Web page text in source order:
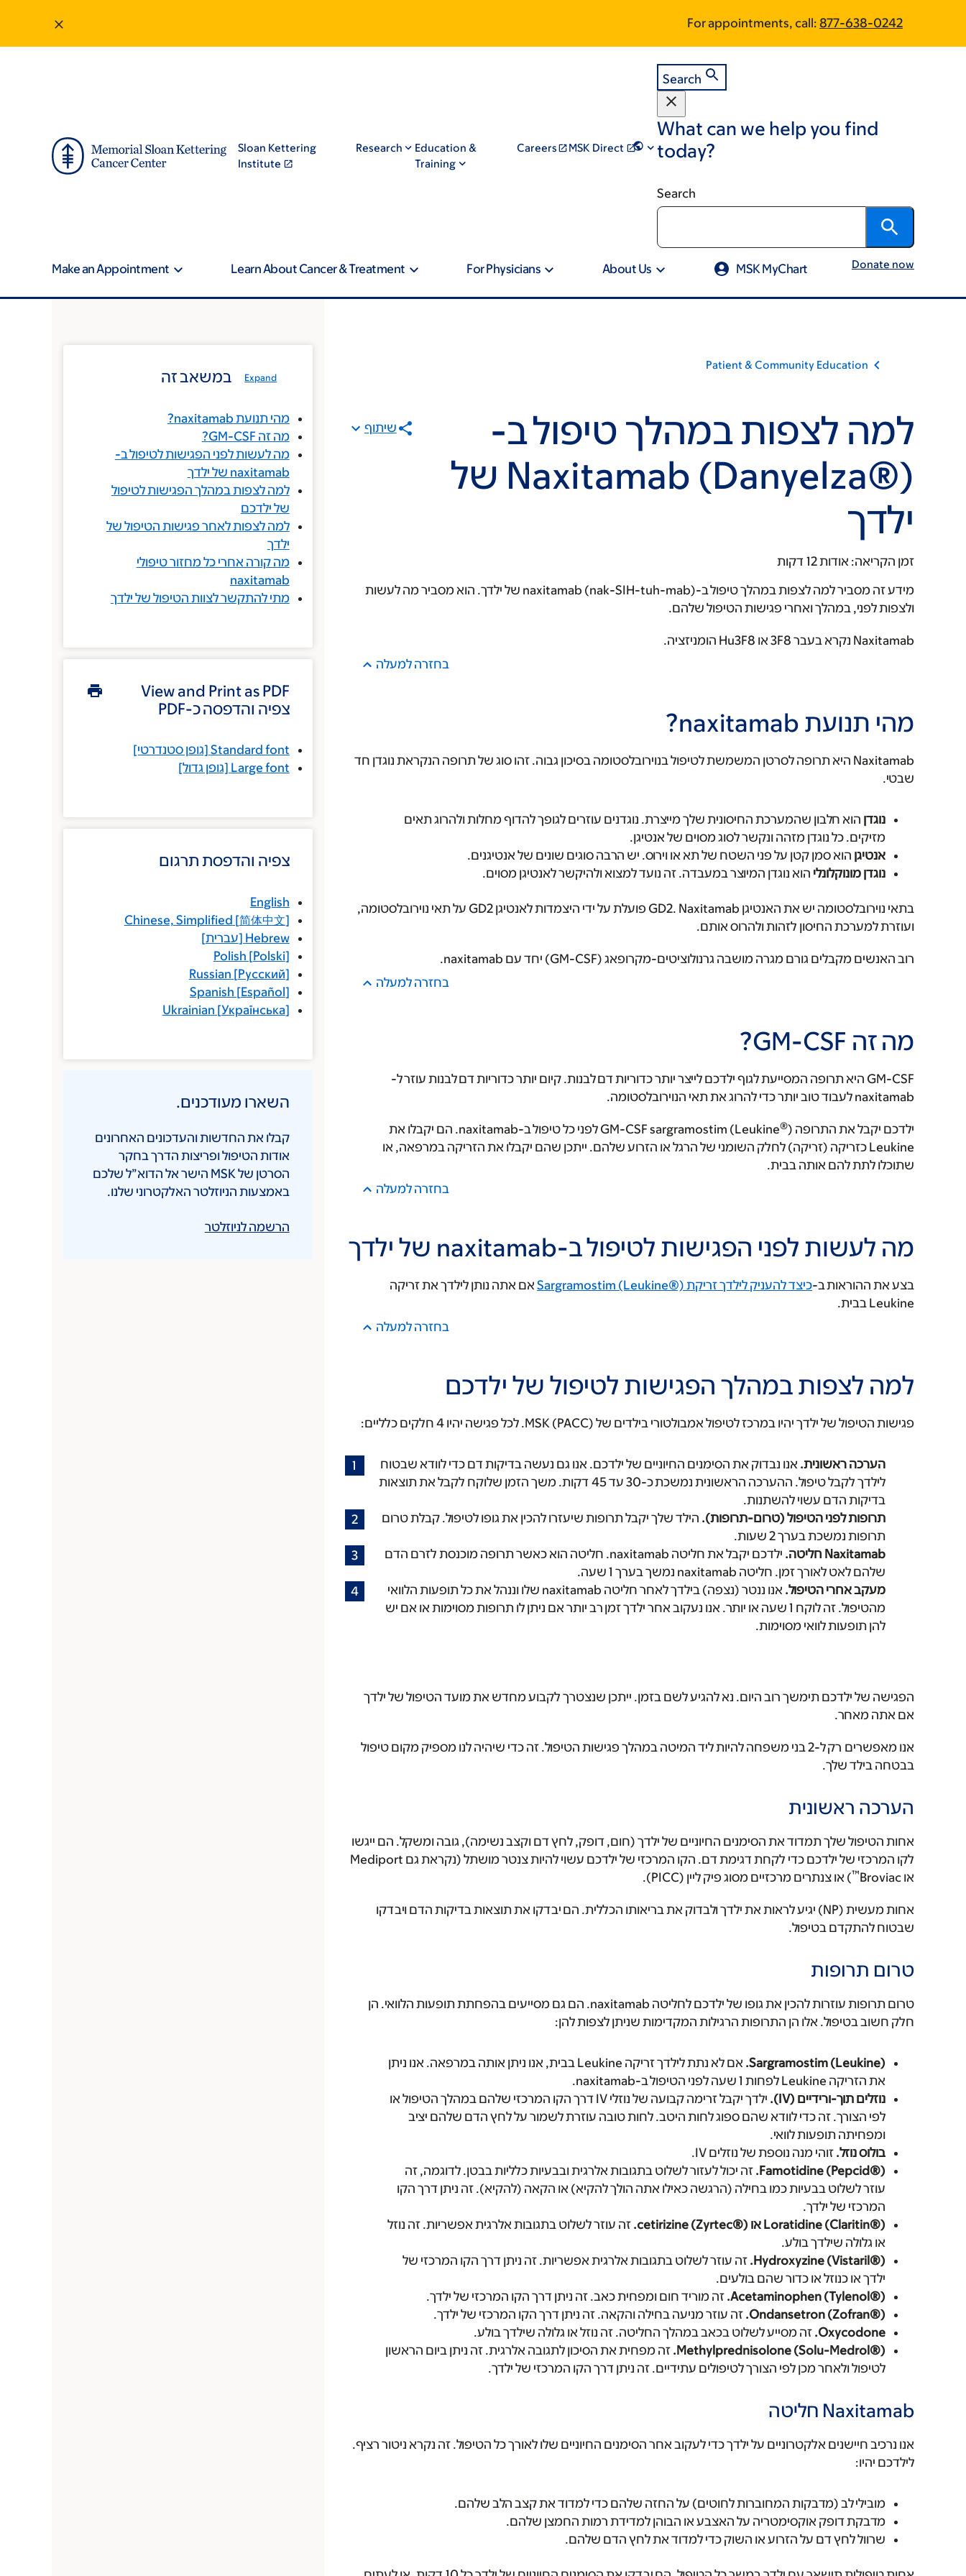
main
footer
For appointments, call: 877-638-0242
Sloan Kettering
Institute
Research
Education &
Training
Careers MSK Direct
Search
What can we help you find
today?
Search
Make an Appointment Learn About Cancer & Treatment For Physicians About Us MSK MyChart Donate now
Patient & Community Education
למה לצפות במהלך טיפול ב-
Naxitamab (Danyelza®) של
ילדך
שיתוף
זמן הקריאה: אודות 12 דקות
מידע זה מסביר למה לצפות במהלך טיפול ב-naxitamab (nak-SIH-tuh-mab) של ילדך. הוא מסביר מה לעשות
ולצפות לפני, במהלך ואחרי פגישות הטיפול שלהם.
Naxitamab נקרא בעבר 3F8 או Hu3F8 הומניזציה.
בחזרה למעלה
מהי תנועת naxitamab?
Naxitamab היא תרופה לסרטן המשמשת לטיפול בנוירובלסטומה בסיכון גבוה. זהו סוג של תרופה הנקראת נוגדן חד
שבטי.
נוגדן הוא חלבון שהמערכת החיסונית שלך מייצרת. נוגדנים עוזרים לגופך להדוף מחלות ולהרוג תאים
מזיקים. כל נוגדן מזהה ונקשר לסוג מסוים של אנטיגן.
אנטיגן הוא סמן קטן על פני השטח של תא או וירוס. יש הרבה סוגים שונים של אנטיגנים.
נוגדן מונוקלונלי הוא נוגדן המיוצר במעבדה. זה נועד למצוא ולהיקשר לאנטיגן מסוים.
בתאי נוירובלסטומה יש את האנטיגן GD2. Naxitamab פועלת על ידי היצמדות לאנטיגן GD2 על תאי נוירובלסטומה,
ועוזרת למערכת החיסון לזהות ולהרוס אותם.
רוב האנשים מקבלים גורם מגרה מושבה גרנולוציטים-מקרופאג (GM-CSF) יחד עם naxitamab.
בחזרה למעלה
מה זה GM-CSF?
GM-CSF היא תרופה המסייעת לגוף ילדכם לייצר יותר כדוריות דם לבנות. קיום יותר כדוריות דם לבנות עוזר ל-
naxitamab לעבוד טוב יותר כדי להרוג את תאי הנוירובלסטומה.
ילדכם יקבל את התרופה GM-CSF sargramostim (Leukine ®
) לפני כל טיפול ב-naxitamab. הם יקבלו את
Leukine כזריקה (זריקה) לחלק השומני של הרגל או הזרוע שלהם. ייתכן שהם יקבלו את הזריקה במרפאה, או
שתוכלו לתת להם אותה בבית.
בחזרה למעלה
מה לעשות לפני הפגישות לטיפול ב-naxitamab של ילדך
בצע את ההוראות ב-כיצד להעניק לילדך זריקת Sargramostim (Leukine®)
אם אתה נותן לילדך את זריקה
Leukine בבית.
בחזרה למעלה
למה לצפות במהלך הפגישות לטיפול של ילדכם
פגישות הטיפול של ילדך יהיו במרכז לטיפול אמבולטורי בילדים של MSK (PACC). לכל פגישה יהיו 4 חלקים כלליים:
הערכה ראשונית. אנו נבדוק את הסימנים החיוניים של ילדכם. אנו גם נעשה בדיקות דם כדי לוודא שבטוח
לילדך לקבל טיפול. ההערכה הראשונית נמשכת כ-30 עד 45 דקות. משך הזמן שלוקח לקבל את תוצאות
בדיקות הדם עשוי להשתנות.
תרופות לפני הטיפול (טרום-תרופות). הילד שלך יקבל תרופות שיעזרו להכין את גופו לטיפול. קבלת טרום
תרופות נמשכת בערך 2 שעות.
Naxitamab חליטה.
ילדכם יקבל את חליטה naxitamab. חליטה הוא כאשר תרופה מוכנסת לזרם הדם
שלהם לאט לאורך זמן. חליטה naxitamab נמשך בערך 1 שעה.
מעקב אחרי הטיפול.
אנו ננטר (נצפה) בילדך לאחר חליטה naxitamab שלו וננהל את כל תופעות הלוואי
מהטיפול. זה לוקח 1 שעה או יותר. אנו נעקוב אחר ילדך זמן רב יותר אם ניתן לו תרופות מסוימות או אם יש
להן תופעות לוואי מסוימות.
הפגישה של ילדכם תימשך רוב היום. נא להגיע לשם בזמן. ייתכן שנצטרך לקבוע מחדש את מועד הטיפול של ילדך
אם אתה מאחר.
אנו מאפשרים רק ל-2 בני משפחה להיות ליד המיטה במהלך פגישות הטיפול. זה כדי שיהיה לנו מספיק מקום טיפול
בבטחה בילד שלך.
הערכה ראשונית
אחות הטיפול שלך תמדוד את הסימנים החיוניים של ילדך (חום, דופק, לחץ דם וקצב נשימה), גובה ומשקל. הם ייגשו
לקו המרכזי של ילדכם כדי לקחת דגימת דם. הקו המרכזי של ילדכם עשוי להיות צנטר מושתל (נקראת גם Mediport
או Broviac
™) או צנתרים מרכזיים מסוג פיק ליין (PICC).
אחות מעשית (NP) יגיע לראות את ילדך ולבדוק את בריאותו הכללית. הם יבדקו את תוצאות בדיקות הדם ויבדקו
שבטוח להתקדם בטיפול.
טרום תרופות
טרום תרופות עוזרות להכין את גופו של ילדכם לחליטה naxitamab. הם גם מסייעים בהפחתת תופעות הלוואי. הן
חלק חשוב בטיפול. אלו הן התרופות הרגילות המקדימות שניתן לצפות להן:
Sargramostim (Leukine).
אם לא נתת לילדך זריקה Leukine בבית, אנו ניתן אותה במרפאה. אנו ניתן
את הזריקה Leukine לפחות 1 שעה לפני הטיפול ב-naxitamab.
נוזלים תוך-ורידיים (IV).
ילדך יקבל זרימה קבועה של נוזלי IV דרך הקו המרכזי שלהם במהלך הטיפול או
לפי הצורך. זה כדי לוודא שהם ספוג לחות היטב. לחות טובה עוזרת לשמור על לחץ הדם שלהם יציב
ומפחיתה תופעות לוואי.
בולוס נוזל. זוהי מנה נוספת של נוזלים IV.
Famotidine (Pepcid®). זה יכול לעזור לשלוט בתגובות אלרגית ובבעיות כלליות בבטן. לדוגמה, זה
עוזר לשלוט בבעיות כמו בחילה (הרגשה כאילו אתה הולך להקיא) או הקאה (להקיא). זה ניתן דרך הקו
המרכזי של ילדך.
Loratidine (Claritin®) או cetirizine (Zyrtec®).
זה עוזר לשלוט בתגובות אלרגית אפשריות. זה נוזל
או גלולה שילדך בולע.
Hydroxyzine (Vistaril®). זה עוזר לשלוט בתגובות אלרגית אפשריות. זה ניתן דרך הקו המרכזי של
ילדך או כנוזל או כדור שהם בולעים.
Acetaminophen (Tylenol®). זה מוריד חום ומפחית כאב. זה ניתן דרך הקו המרכזי של ילדך.
Ondansetron (Zofran®). זה עוזר מניעה בחילה והקאה. זה ניתן דרך הקו המרכזי של ילדך.
Oxycodone. זה מסייע לשלוט בכאב במהלך החליטה. זה נוזל או גלולה שילדך בולע.
Methylprednisolone (Solu-Medrol®). זה מפחית את הסיכון לתגובה אלרגית. זה ניתן ביום הראשון
לטיפול ולאחר מכן לפי הצורך לטיפולים עתידיים. זה ניתן דרך הקו המרכזי של ילדך.
Naxitamab חליטה
אנו נרכיב חיישנים אלקטרוניים על ילדך כדי לעקוב אחר הסימנים החיוניים שלו לאורך כל הטיפול. זה נקרא ניטור רציף.
לילדכם יהיו:
מובילי לב (מדבקות המחוברות לחוטים) על החזה שלהם כדי למדוד את קצב הלב שלהם.
מדבקת דופק אוקסימטריה על האצבע או הבוהן למדידת רמות החמצן שלהם.
שרוול לחץ דם על הזרוע או השוק כדי למדוד את לחץ הדם שלהם.
Expand במשאב זה
מהי תנועת naxitamab?
מה זה GM-CSF?
מה לעשות לפני הפגישות לטיפול ב-
naxitamab של ילדך
למה לצפות במהלך הפגישות לטיפול
של ילדכם
למה לצפות לאחר פגישות הטיפול של
ילדך
מה קורה אחרי כל מחזור טיפולי
naxitamab
מתי להתקשר לצוות הטיפול של ילדך
View and Print as PDF
צפיה והדפסה כ-PDF
Standard font [גופן סטנדרטי]
Large font [גופן גדול]
צפיה והדפסת תרגום
English
Chinese, Simplified [简体中文]
Hebrew
[עברית]
Polish [Polski]
Russian [Русский]
Spanish [Español]
Ukrainian [Українська]
השארו מעודכנים.
קבלו את החדשות והעדכונים האחרונים
אודות הטיפול ופריצות הדרך בחקר
הסרטן של MSK הישר אל הדוא”ל שלכם
באמצעות הניוזלטר האלקטרוני שלנו.
הרשמה לניוזלטר